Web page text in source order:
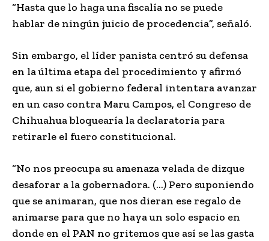
“Hasta que lo haga una fiscalía no se puede
hablar de ningún juicio de procedencia”, señaló.
Sin embargo, el líder panista centró su defensa
en la última etapa del procedimiento y afirmó
que, aun si el gobierno federal intentara avanzar
en un caso contra Maru Campos, el Congreso de
Chihuahua bloquearía la declaratoria para
retirarle el fuero constitucional.
“No nos preocupa su amenaza velada de dizque
desaforar a la gobernadora. (…) Pero suponiendo
que se animaran, que nos dieran ese regalo de
animarse para que no haya un solo espacio en
donde en el PAN no gritemos que así se las gasta